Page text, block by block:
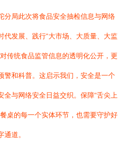
分局此次将食品安全抽检信息与网络
代发展、践行“大市场、大质量、大监
传统食品监管信息的透明化公开，更
警和科普。这启示我们，安全是一个
全与网络安全日益交织。保障“舌尖上
桌的每一个实体环节，也需要守护好
道。